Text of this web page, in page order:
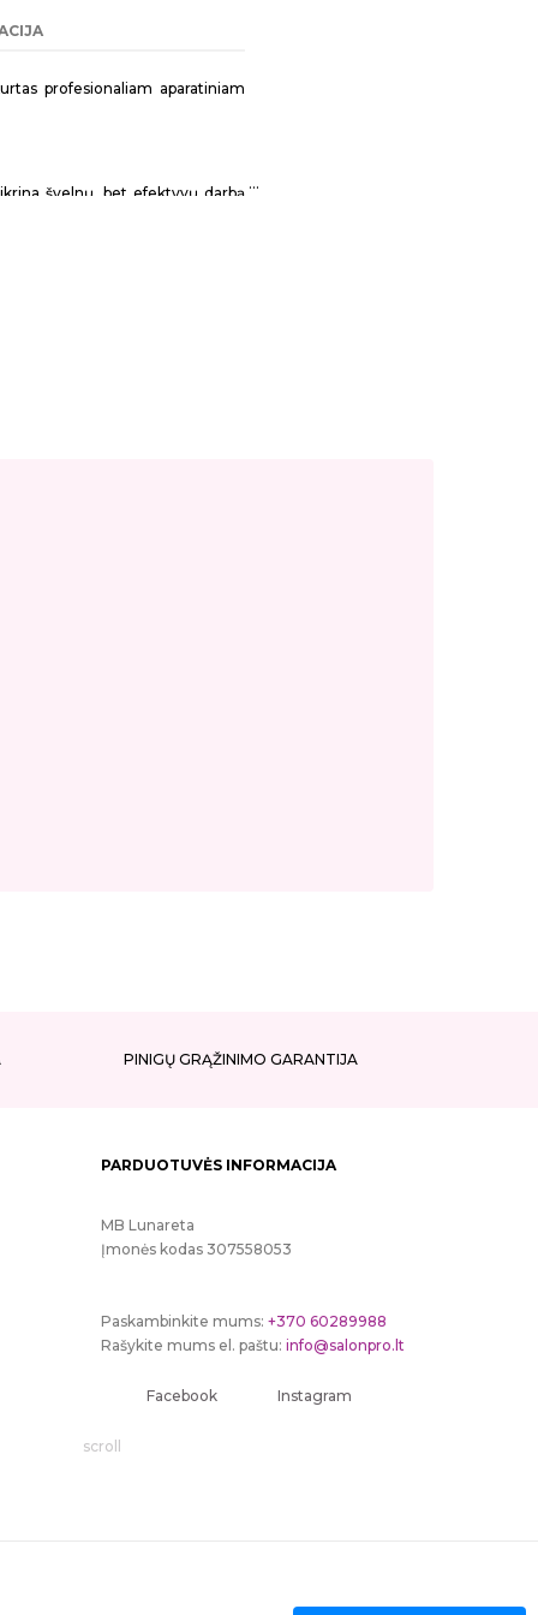
profesionaliam aparatiniam
švelnų, bet efektyvų darbą
nago velenėlių, pakelti ir
PINIGŲ GRĄŽINIMO GARANTIJA
PARDUOTUVĖS INFORMACIJA
MB Lunareta
Įmonės kodas 307558053
Paskambinkite mums: +370 60289988
Rašykite mums el. paštu: info@salonpro.lt
Facebook Instagram
scroll